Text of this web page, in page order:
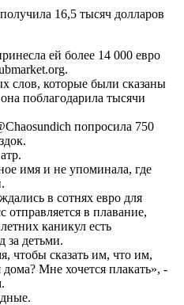
ей более 14 000 евро
слов, которые были сказаны
поблагодарила тысячи
попросила 750
имя и не упоминала, где
в сотнях евро для
в плавание,
каникул есть
за детьми.
чтобы сказать им, что им,
дома? Мне хочется плакать», -